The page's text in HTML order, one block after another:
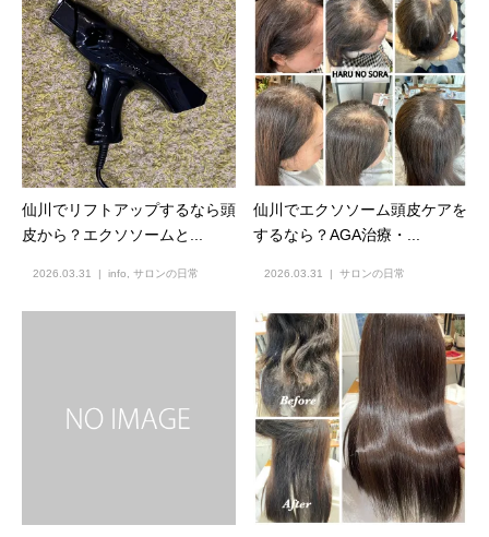
仙川でリフトアップするなら頭
皮から？エクソソームと...
2026.03.31 info サロンの日常
仙川でエクソソーム頭皮ケアを
するなら？AGA治療・...
2026.03.31 サロンの日常